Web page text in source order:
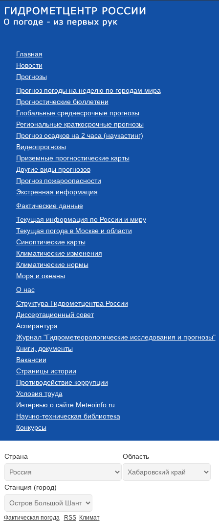
Главная
Новости
Прогнозы
Прогноз погоды на неделю по городам мира
Прогностические бюллетени
Глобальные среднесрочные прогнозы
Региональные краткосрочные прогнозы
Прогноз осадков на 2 часа (наукастинг)
Видеопрогнозы
Приземные прогностические карты
Другие виды прогнозов
Прогноз пожароопасности
Экстренная информация
Фактические данные
Текущая информация по России и миру
Текущая погода в Москве и области
Синоптические карты
Климатические изменения
Климатические нормы
Моря и океаны
О нас
Структура Гидрометцентра России
Диссертационный совет
Аспирантура
Журнал "Гидрометеорологические исследования и прогнозы"
Книги, документы
Вакансии
Страницы истории
Противодействие коррупции
Условия труда
Интервью о сайте Meteoinfo.ru
Научно-техническая библиотека
Конкурсы
Страна Область
Станция (город)
Фактическая погода RSS Климат